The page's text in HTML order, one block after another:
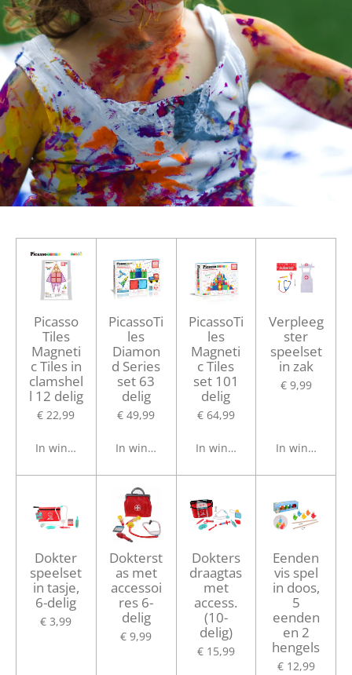
Picasso
Tiles
Magneti
c Tiles in
clamshel
l 12 delig
€ 22,99
In winkelwagen
PicassoTi
les
Diamon
d Series
set 63
delig
€ 49,99
In winkelwagen
PicassoTi
les
Magneti
c Tiles
set 101
delig
€ 64,99
In winkelwagen
Verpleeg
ster
speelset
in zak
€ 9,99
In
Dokter
speelset
in tasje,
6-delig
€ 3,99
Dokterst
as met
accessoi
res 6-
delig
€ 9,99
Dokters
draagtas
met
access.
(10-
delig)
€ 15,99
Eenden
vis spel
in doos,
5
eenden
en 2
hengels
€ 12,99